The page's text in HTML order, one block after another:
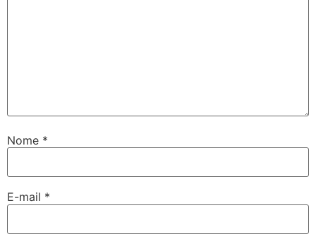
Nome *
E-mail *